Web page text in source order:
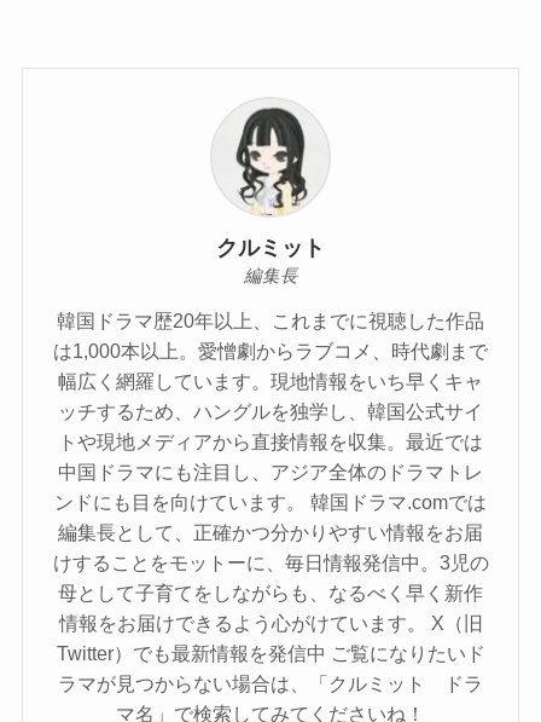
クルミット
編集長
韓国ドラマ歴20年以上、これまでに視聴した作品
は1,000本以上。愛憎劇からラブコメ、時代劇まで
幅広く網羅しています。現地情報をいち早くキャ
ッチするため、ハングルを独学し、韓国公式サイ
トや現地メディアから直接情報を収集。最近では
中国ドラマにも注目し、アジア全体のドラマトレ
ンドにも目を向けています。 韓国ドラマ.comでは
編集長として、正確かつ分かりやすい情報をお届
けすることをモットーに、毎日情報発信中。3児の
母として子育てをしながらも、なるべく早く新作
情報をお届けできるよう心がけています。 X（旧
Twitter）でも最新情報を発信中 ご覧になりたいド
ラマが見つからない場合は、「クルミット ドラ
マ名」で検索してみてくださいね！